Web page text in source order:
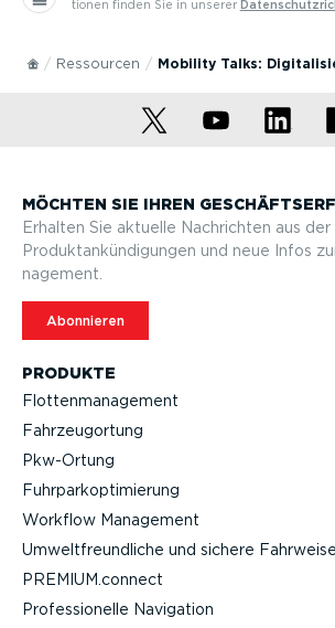
tionen finden Sie in unserer
Ressourcen Mobility Talks:
PRODUKTE
Flotten­ma­nagement
Fahrzeu­g­ortung
Pkw-Ortung
Fuhrpar­k­op­ti­mierung
Workflow Management
Umwelt­freund­liche und sichere Fahrweise
PREMIUM.connect
Profes­sio­nelle Navigation
MÖCHTEN SIE IHREN
Erhalten Sie aktuelle Nachrichten aus der
Produktan­kün­di­gungen und neue Infos
nagement.
Abonnieren